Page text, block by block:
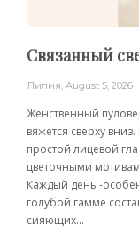
Связанный
Лилия August 5, 2026
Женственный
вяжется сверху
простой лицевой
цветочными
Каждый день -
голубой гамме
сияющих...